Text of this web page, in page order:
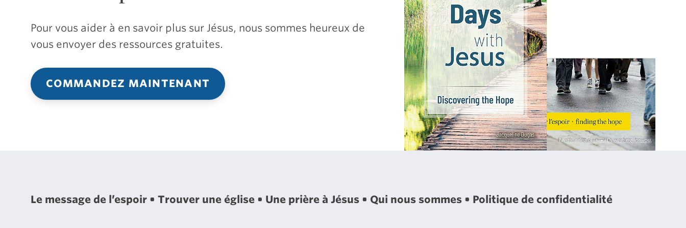
Pour vous aider à en savoir plus sur Jésus, nous sommes heureux de
vous envoyer des ressources gratuites.
COMMANDEZ MAINTENANT
Le message de l’espoir Trouver une église Une prière à Jésus Qui nous sommes Politique de confidentialité